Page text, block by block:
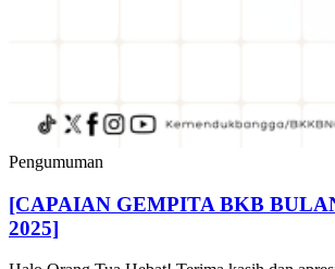
Pengumuman
[CAPAIAN GEMPITA BKB
2025]